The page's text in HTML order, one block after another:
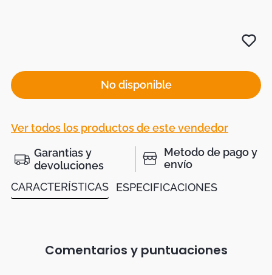
No disponible
Ver todos los productos de este vendedor
Garantias y
devoluciones
Metodo de pago y
envío
CARACTERÍSTICAS
ESPECIFICACIONES
Comentarios